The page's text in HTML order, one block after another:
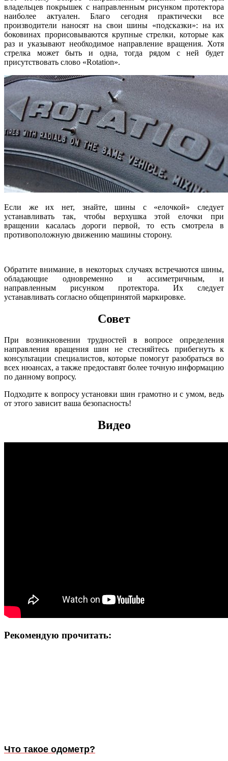
владельцев покрышек с направленным рисунком протектора
наиболее актуален. Благо сегодня практически все
производители наносят на свои шины «подсказки»: на их
боковинах прорисовываются крупные стрелки, которые как
раз и указывают необходимое направление вращения. Хотя
стрелка может быть и одна, тогда рядом с ней будет
присутствовать слово «Rotation».
Если же их нет, знайте, шины с «елочкой» следует
устанавливать так, чтобы верхушка этой елочки при
вращении касалась дороги первой, то есть смотрела в
противоположную движению машины сторону.
Обратите внимание, в некоторых случаях встречаются шины,
обладающие одновременно и ассиметричным, и
направленным рисунком протектора. Их следует
устанавливать согласно общепринятой маркировке.
Совет
При возникновении трудностей в вопросе определения
направления вращения шин не стесняйтесь прибегнуть к
консультации специалистов, которые помогут разобраться во
всех нюансах, а также предоставят более точную информацию
по данному вопросу.
Подходите к вопросу установки шин грамотно и с умом, ведь
от этого зависит ваша безопасность!
Видео
Рекомендую прочитать:
Что такое одометр?